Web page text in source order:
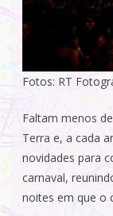
Fotos: RT
Faltam menos
Terra e, a cada
novidades para
carnaval,
noites em que o